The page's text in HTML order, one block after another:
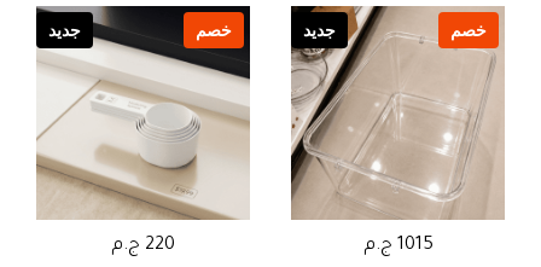
خصم جديد
1015 ج.م
خصم جديد
220 ج.م